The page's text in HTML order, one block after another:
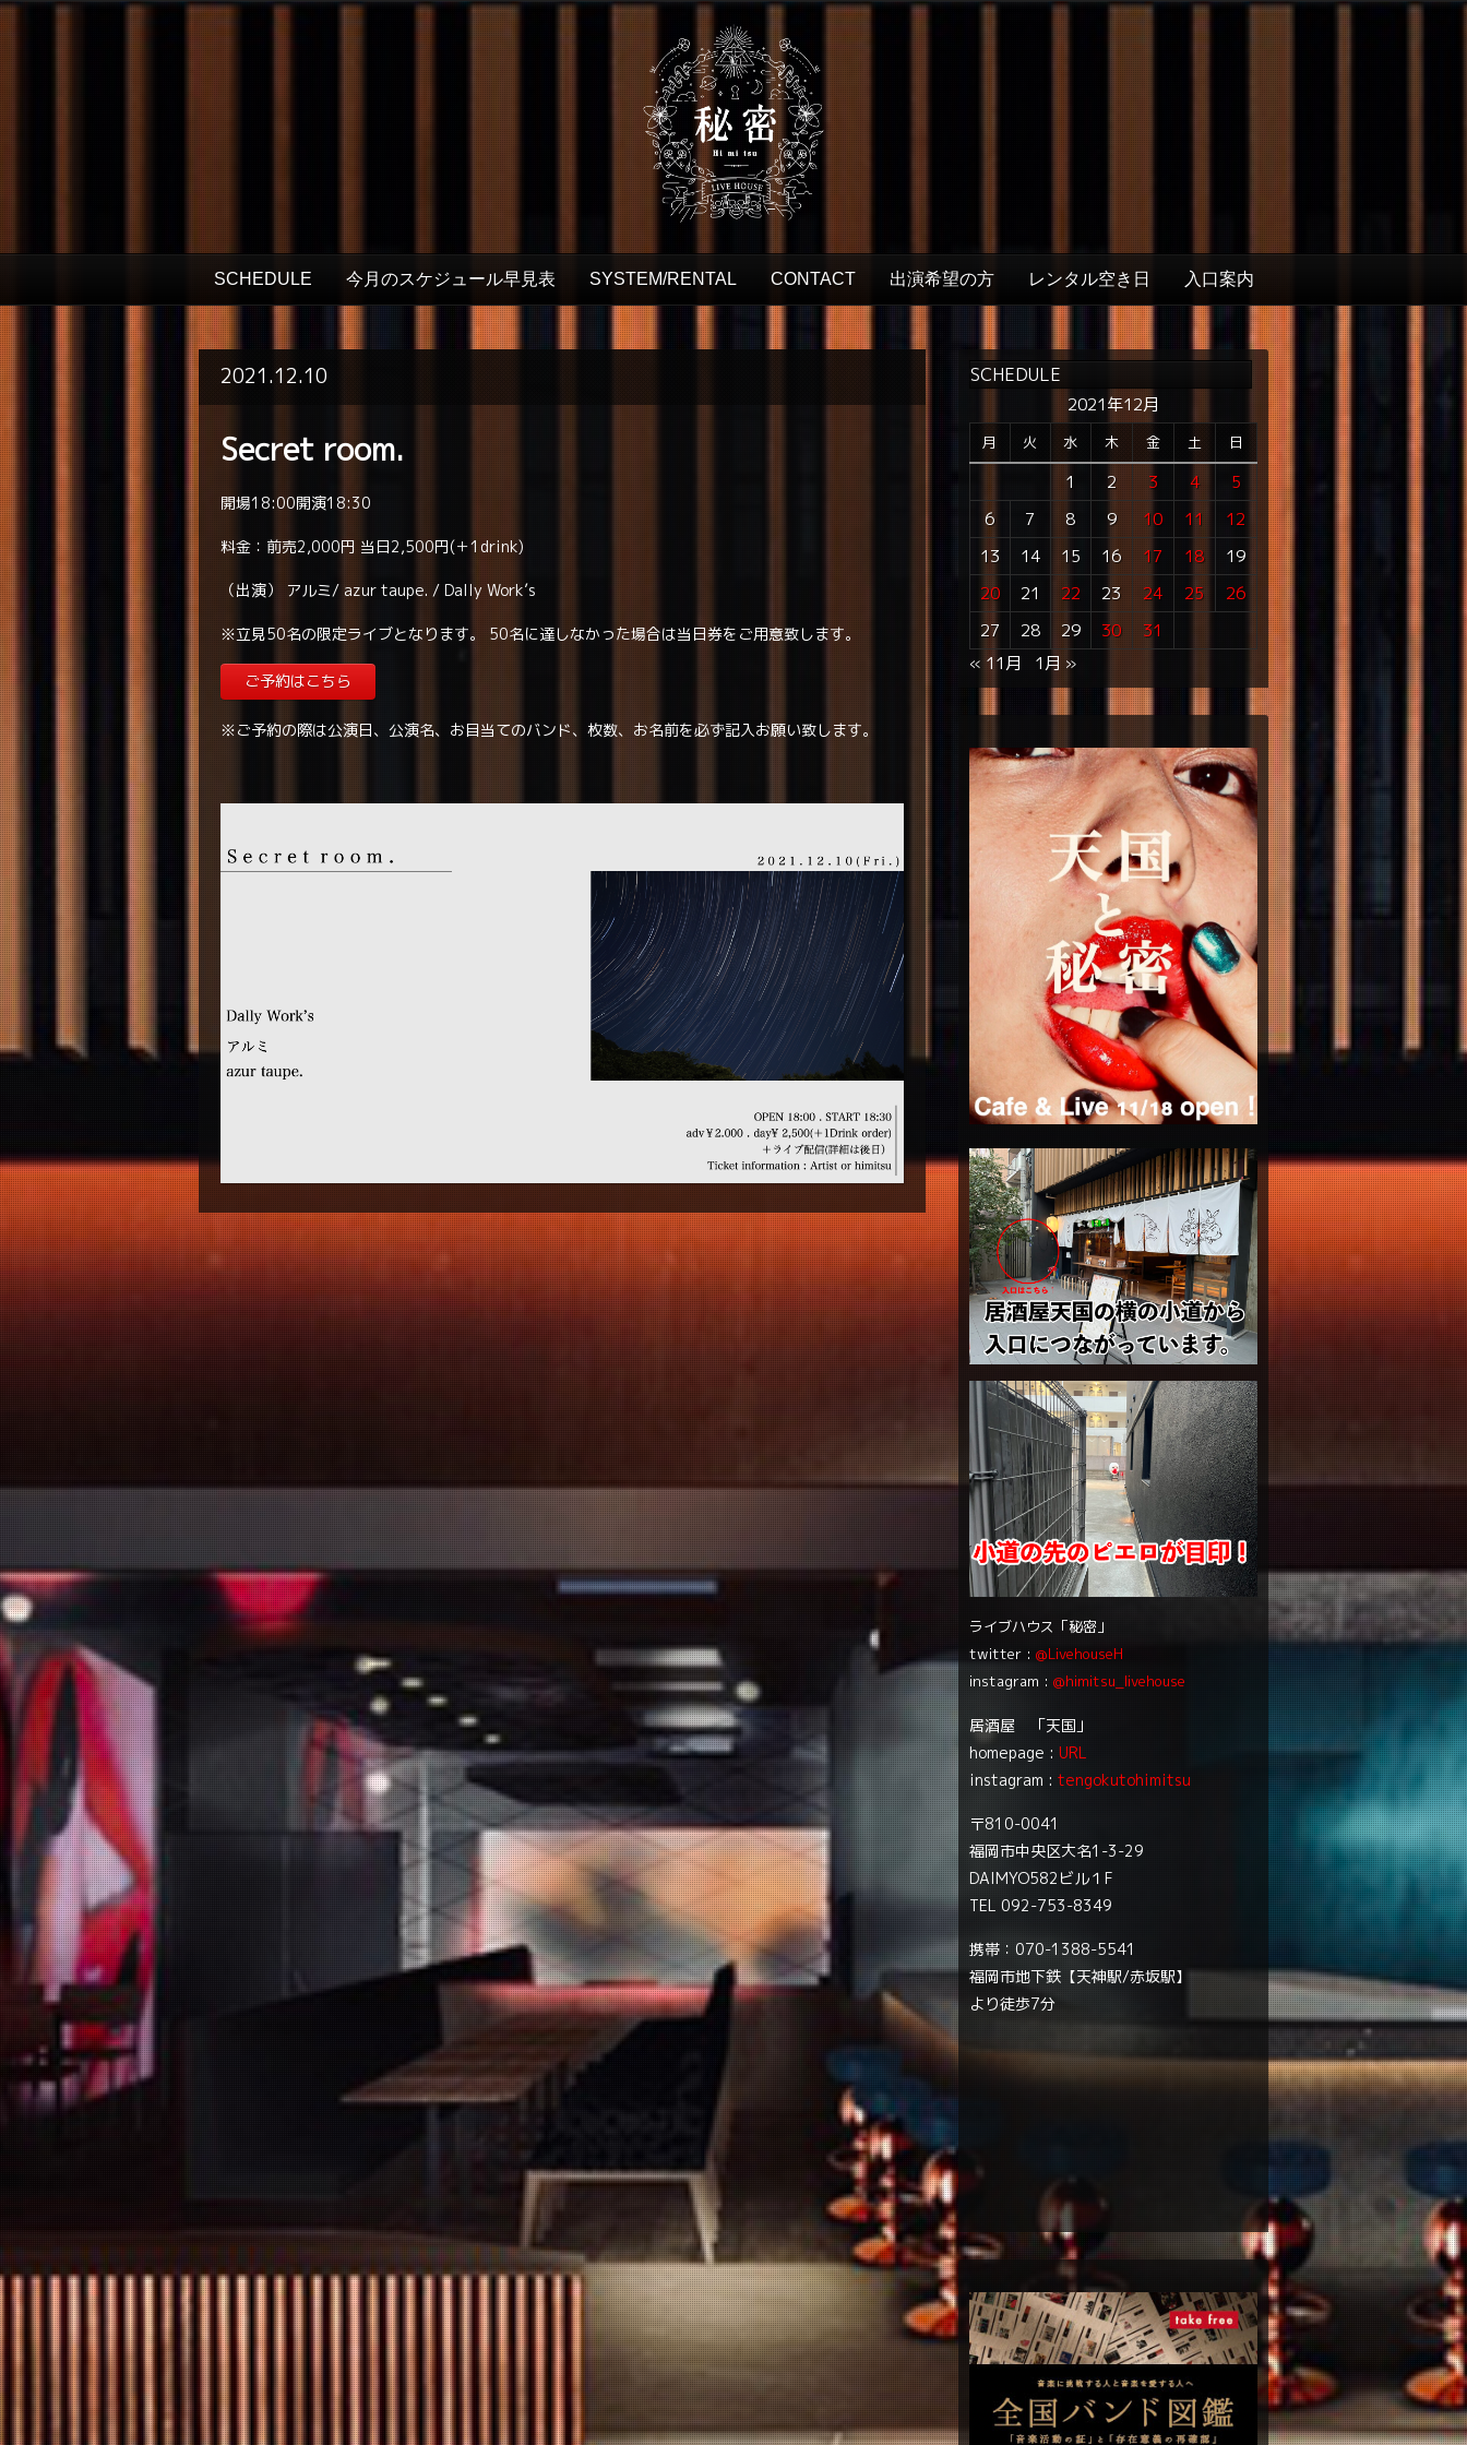
SCHEDULE 今月のスケジュール早見表 SYSTEM/RENTAL CONTACT 出演希望の方 レンタル空き日 入口案内
2021.12.10
Secret room.
開場18:00開演18:30
料金：前売2,000円 当日2,500円(＋1drink)
（出演） アルミ/ azur taupe. / Dally Work’s
※立見50名の限定ライブとなります。 50名に達しなかった場合は当日券をご用意致します。
ご予約はこちら
※ご予約の際は公演日、公演名、お目当てのバンド、枚数、お名前を必ず記入お願い致します。
SCHEDULE
2021年12月
月 火 水 木 金 土 日
1 2 3 4
5
6
7 8 9 10 11
12
13
14 15 16 17 18
19
20
21 22 23 24 25
26
27
28 29 30
31
« 11月
1月 »
ライブハウス「秘密」
twitter : @LivehouseH
instagram : @himitsu_livehouse
居酒屋 「天国」
homepage : URL
instagram : tengokutohimitsu
〒810-0041
福岡市中央区大名1-3-29
DAIMYO582ビル１F
TEL 092-753-8349
携帯：070-1388-5541
福岡市地下鉄【天神駅/赤坂駅】
より徒歩7分